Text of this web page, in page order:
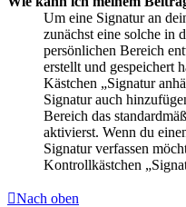
Um eine Signatur an
zunächst eine solche in
persönlichen Bereich
erstellt und gespeichert
Kästchen „Signatur
Signatur auch
Bereich das
aktivierst. Wenn du
Signatur verfassen
Kontrollkästchen
Nach oben